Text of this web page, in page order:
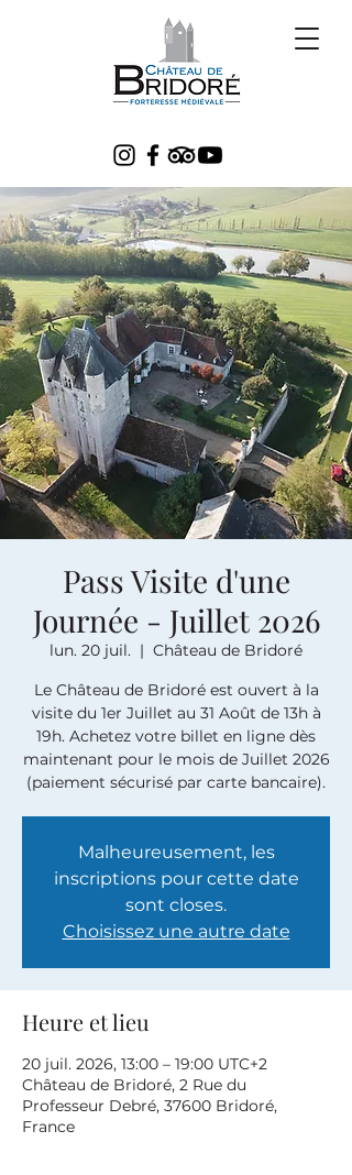
Pass Visite d'une
Journée - Juillet 2026
lun. 20 juil.
  |
Château de Bridoré
Le Château de Bridoré est ouvert à la
visite du 1er Juillet au 31 Août de 13h à
19h. Achetez votre billet en ligne dès
maintenant pour le mois de Juillet 2026
(paiement sécurisé par carte bancaire).
Malheureusement, les
inscriptions pour cette date
sont closes.
Choisissez une autre date
Heure et lieu
20 juil. 2026, 13:00 – 19:00 UTC+2
Château de Bridoré, 2 Rue du
Professeur Debré, 37600 Bridoré,
France